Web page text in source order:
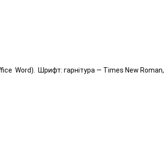
Word). Шрифт: гарнітура — Times New